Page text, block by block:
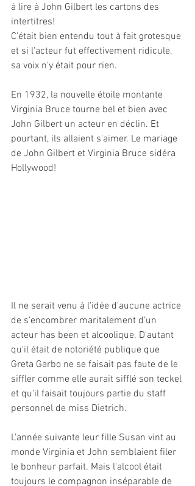
à lire à John Gilbert les cartons des
intertitres!
C'était bien entendu tout à fait grotesque
et si l'acteur fut effectivement ridicule,
sa voix n'y était pour rien.
En 1932, la nouvelle étoile montante
Virginia Bruce tourne bel et bien avec
John Gilbert un acteur en déclin. Et
pourtant, ils allaient s'aimer. Le mariage
de John Gilbert et Virginia Bruce sidéra
Hollywood!
Il ne serait venu à l'idée d'aucune actrice
de s'encombrer maritalement d'un
acteur has been et alcoolique. D'autant
qu'il était de notoriété publique que
Greta Garbo ne se faisait pas faute de le
siffler comme elle aurait sifflé son teckel
et qu'il faisait toujours partie du staff
personnel de miss Dietrich.
L'année suivante leur fille Susan vint au
monde Virginia et John semblaient filer
le bonheur parfait. Mais l'alcool était
toujours le compagnon inséparable de